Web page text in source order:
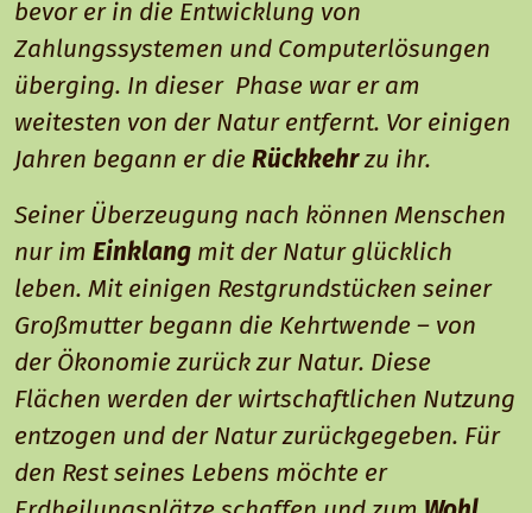
bevor er in die Entwicklung von
Zahlungssystemen und Computerlösungen
überging. In dieser Phase war er am
weitesten von der Natur entfernt. Vor einigen
Jahren begann er die Rückkehrzu ihr.
Seiner Überzeugung nach können Menschen
nur im Einklang mit der Natur glücklich
leben. Mit einigen Restgrundstücken seiner
Großmutter begann die Kehrtwende – von
der Ökonomie zurück zur Natur. Diese
Flächen werden der wirtschaftlichen Nutzung
entzogen und der Natur zurückgegeben. Für
den Rest seines Lebens möchte er